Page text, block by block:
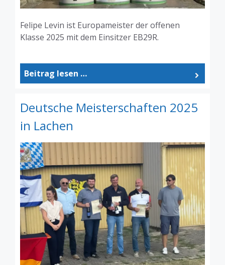
Felipe Levin ist Europameister der offenen
Klasse 2025 mit dem Einsitzer EB29R.
Beitrag lesen …
Deutsche Meisterschaften 2025
in Lachen